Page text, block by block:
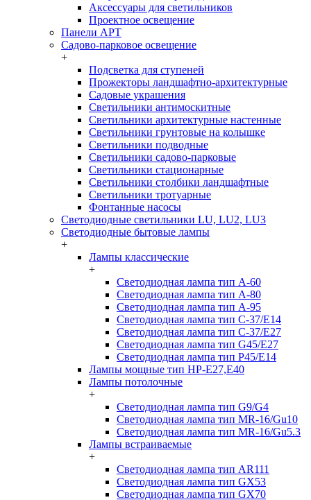
Аксессуары для светильников
Проектное освещение
Панели АРТ
Садово-парковое освещение
+
Подсветка для ступеней
Прожекторы ландшафтно-архитектурные
Садовые украшения
Светильники антимоскитные
Светильники архитектурные настенные
Светильники грунтовые на колышке
Светильники подводные
Светильники садово-парковые
Светильники стационарные
Светильники столбики ландшафтные
Светильники тротуарные
Фонтанные насосы
Светодиодные светильники LU, LU2, LU3
Светодиодные бытовые лампы
+
Лампы классические
+
Светодиодная лампа тип A-60
Светодиодная лампа тип A-80
Светодиодная лампа тип A-95
Светодиодная лампа тип C-37/Е14
Светодиодная лампа тип C-37/Е27
Светодиодная лампа тип G45/E27
Светодиодная лампа тип P45/E14
Лампы мощные тип HP-E27,E40
Лампы потолочные
+
Светодиодная лампа тип G9/G4
Светодиодная лампа тип MR-16/Gu10
Светодиодная лампа тип MR-16/Gu5.3
Лампы встраиваемые
+
Светодиодная лампа тип AR111
Светодиодная лампа тип GX53
Светодиодная лампа тип GX70